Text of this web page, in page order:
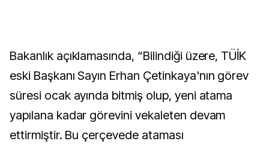
Bakanlık açıklamasında, “Bilindiği üzere, TÜİK
eski Başkanı Sayın Erhan Çetinkaya'nın görev
süresi ocak ayında bitmiş olup, yeni atama
yapılana kadar görevini vekaleten devam
ettirmiştir. Bu çerçevede ataması